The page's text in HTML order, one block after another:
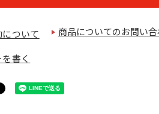
ついて 商品についてのお問い
書く